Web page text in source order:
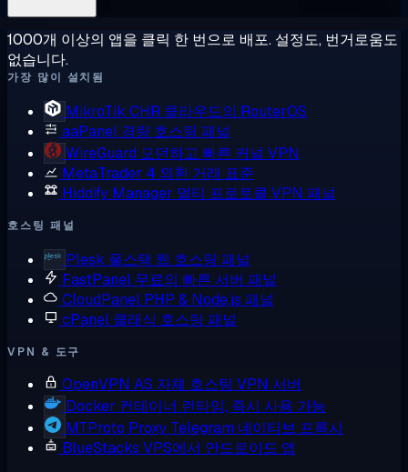
1000개 이상의 앱을 클릭 한 번으로 배포. 설정도, 번거로움도
없습니다.
가장 많이 설치됨
MikroTik CHR 클라우드의 RouterOS
aaPanel 경량 호스팅 패널
WireGuard 모던하고 빠른 커널 VPN
MetaTrader 4 외환 거래 표준
Hiddify Manager 멀티 프로토콜 VPN 패널
호스팅 패널
Plesk 풀스택 웹 호스팅 패널
FastPanel 무료의 빠른 서버 패널
CloudPanel PHP & Node.js 패널
cPanel 클래식 호스팅 패널
VPN & 도구
OpenVPN AS 자체 호스팅 VPN 서버
Docker 컨테이너 런타임, 즉시 사용 가능
MTProto Proxy Telegram 네이티브 프록시
BlueStacks VPS에서 안드로이드 앱